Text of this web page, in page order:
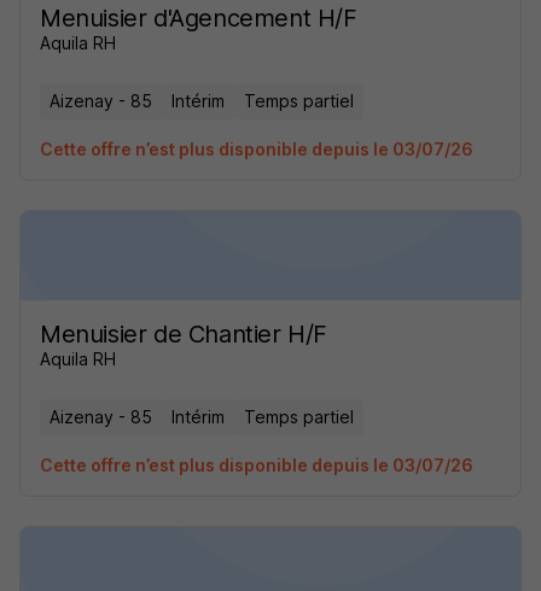
Menuisier d'Agencement H/F
Aquila RH
Aizenay - 85 Intérim Temps partiel
Cette offre n’est plus disponible depuis le 03/07/26
Menuisier de Chantier H/F
Aquila RH
Aizenay - 85 Intérim Temps partiel
Cette offre n’est plus disponible depuis le 03/07/26